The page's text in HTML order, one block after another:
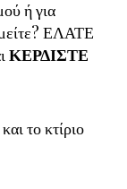
ή για
ΕΛΑΤΕ
ΚΕΡΔΙΣΤΕ
το κτίριο